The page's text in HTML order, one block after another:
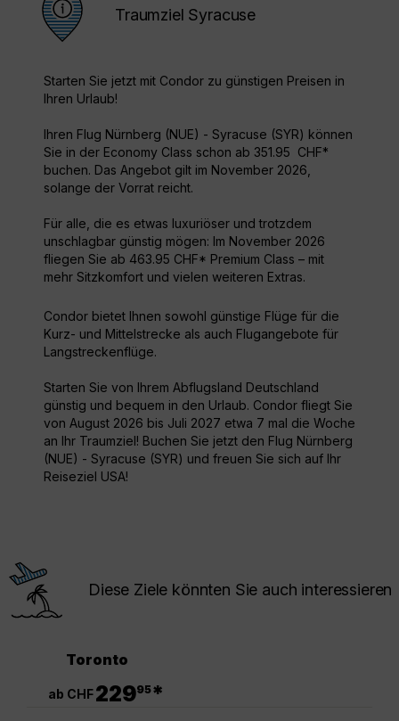
Traumziel Syracuse
Starten Sie jetzt mit Condor zu günstigen Preisen in
Ihren Urlaub!
Ihren Flug Nürnberg (NUE) - Syracuse (SYR) können
Sie in der Economy Class schon ab 351.95 CHF*
buchen. Das Angebot gilt im November 2026,
solange der Vorrat reicht.
Für alle, die es etwas luxuriöser und trotzdem
unschlagbar günstig mögen: Im November 2026
fliegen Sie ab 463.95 CHF* Premium Class – mit
mehr Sitzkomfort und vielen weiteren Extras.
Condor bietet Ihnen sowohl günstige Flüge für die
Kurz- und Mittelstrecke als auch Flugangebote für
Langstreckenflüge.
Starten Sie von Ihrem Abflugsland Deutschland
günstig und bequem in den Urlaub. Condor fliegt Sie
von August 2026 bis Juli 2027 etwa 7 mal die Woche
an Ihr Traumziel! Buchen Sie jetzt den Flug Nürnberg
(NUE) - Syracuse (SYR) und freuen Sie sich auf Ihr
Reiseziel USA!
Diese Ziele könnten Sie auch interessieren
Toronto
ab CHF22995*